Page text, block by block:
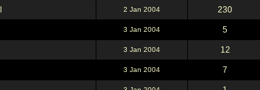
2 Jan 2004 230
3 Jan 2004 5
3 Jan 2004 12
3 Jan 2004 7